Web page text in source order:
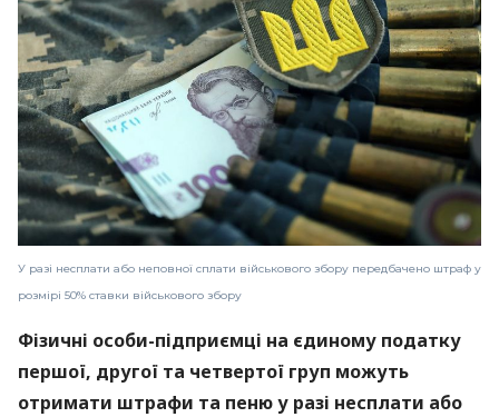
У разі несплати або неповної сплати військового збору передбачено штраф у
розмірі 50% ставки військового збору
Фізичні особи-підприємці на єдиному податку
першої, другої та четвертої груп можуть
отримати штрафи та пеню у разі несплати або